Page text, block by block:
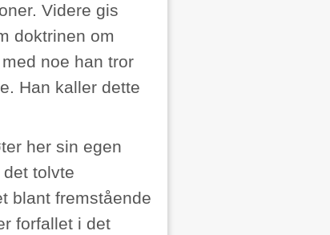
Videre gis
doktrinen om
noe han tror
Han kaller dette
her sin egen
tolvte
blant fremstående
forfallet i det